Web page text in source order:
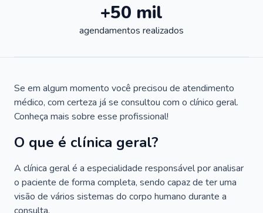
+50 mil
agendamentos realizados
Se em algum momento você precisou de atendimento
médico, com certeza já se consultou com o clínico geral.
Conheça mais sobre esse profissional!
O que é clínica geral?
A clínica geral é a especialidade responsável por analisar
o paciente de forma completa, sendo capaz de ter uma
visão de vários sistemas do corpo humano durante a